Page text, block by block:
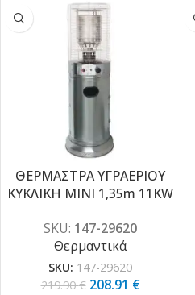
-5%
ΘΕΡΜΑΣΤΡΑ ΥΓΡΑΕΡΙΟΥ
ΚΥΚΛΙΚΗ MINI 1,35m 11KW
SKU: 147-29620
Θερμαντικά
SKU: 147-29620
219.90€ 208.91 €